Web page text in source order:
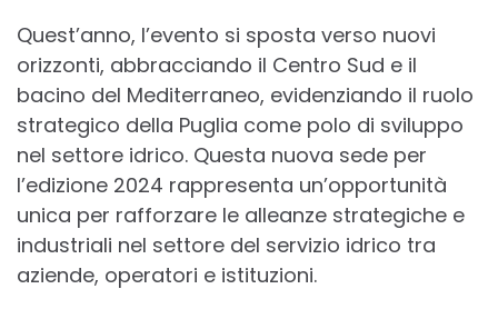
Quest’anno, l’evento si sposta verso nuovi
orizzonti, abbracciando il Centro Sud e il
bacino del Mediterraneo, evidenziando il ruolo
strategico della Puglia come polo di sviluppo
nel settore idrico. Questa nuova sede per
l’edizione 2024 rappresenta un’opportunità
unica per rafforzare le alleanze strategiche e
industriali nel settore del servizio idrico tra
aziende, operatori e istituzioni.